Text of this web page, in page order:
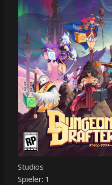
Studios
Spieler: 1